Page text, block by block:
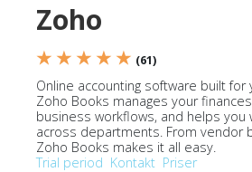
Zoho
★ ★ ★ ★ ★ (61)
Online accounting software built for
Zoho Books manages your
business workflows, and helps you
across departments. From vendor
Zoho Books makes it all easy.
Trial period Kontakt Priser